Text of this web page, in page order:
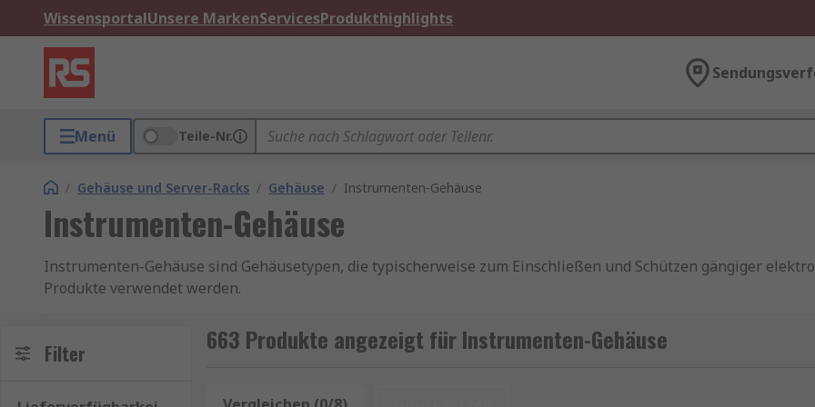
WissensportalUnsere MarkenServicesProdukthighlights
Menü Teile-Nr.
/ Gehäuse und Server-Racks / Gehäuse / Instrumenten-Gehäuse
Instrumenten-Gehäuse
Instrumenten-Gehäuse sind Gehäusetypen, die typischerweise zum Einschließen und Schützen gängiger
Produkte verwendet werden.
Indem Sie Ihre elektrischen Geräte oder Produkte in das Gehäuse einschließen, umgeben Sie sie mit einem
physischen Schäden und/oder Schäden durch Verunreinigungen wie Staub, Wasser oder Chemikalien zu
Filter 663 Produkte angezeigt für Instrumenten-Gehäuse